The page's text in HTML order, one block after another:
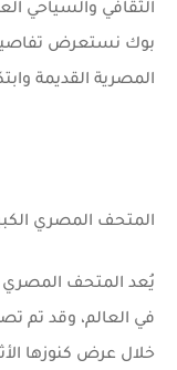
الثقافي والسياحي
بوك نستعرض
المصرية القديمة
المتحف المصري
يُعد المتحف المصري
في العالم، وقد تم
خلال عرض كنوزها